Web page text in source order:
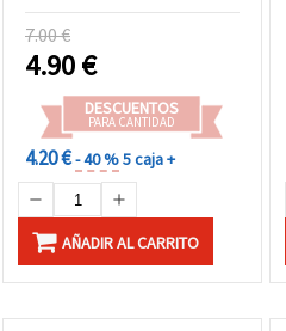
7.00 €
4.90€
DESCUENTOS
PARA CANTIDAD
4.20 €- 40 %5 caja +
AÑADIR AL CARRITO